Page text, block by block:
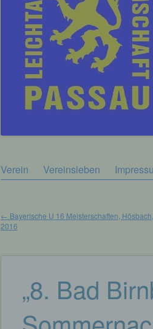
Zum
Verein Vereinsleben
← Bayerische U 16 Meisterschaften,
2016
„8. Bad